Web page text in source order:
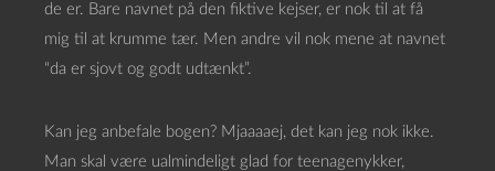
de er. Bare navnet på den fiktive kejser, er nok til at få
mig til at krumme tær. Men andre vil nok mene at navnet
“da er sjovt og godt udtænkt”.
Kan jeg anbefale bogen? Mjaaaaej, det kan jeg nok ikke.
Man skal være ualmindeligt glad for teenagenykker,